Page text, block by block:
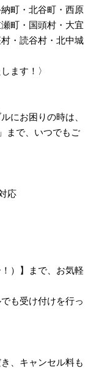
町・北谷町・西原
町・国頭村・大宜
・読谷村・北中城
ます！〉
にお困りの時は、
まで、いつでもご
応
）】まで、お気軽
も受け付けを行っ
、キャンセル料も